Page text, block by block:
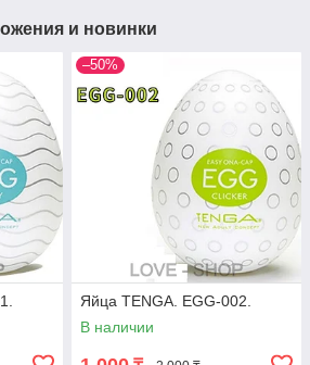
и новинки
–50%
Яйца TENGA. EGG-002.
В наличии